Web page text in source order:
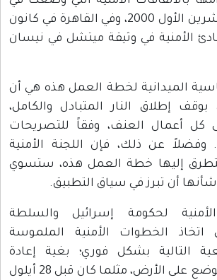
شرم الشيخ في تشرين الأول 2000، وفي القاهرة في كانون
والمبادئ الأمنية في وثيقة ميتشل في نيسان
الميدانية لخطة العمل هذه هي أن
بوقف إطلاق النار المتبادل والكامل،
كل أعمال العنف، وفقاً للتصريحات
وفضلاً عن ذلك، فإن اللجنة الأمنية
تتطرق إليها خطة العمل هذه، ستسوي
أن تبرز في سياق التطبيق.
لحكومة إسرائيل والسلطة
اتخاذ الخطوات الأمنية الملموسة
التالية بشكل فوري؛ بغية إعادة
التعاون الأمني والوضع على الأرض، مثلما كان قبل 28 أيلول